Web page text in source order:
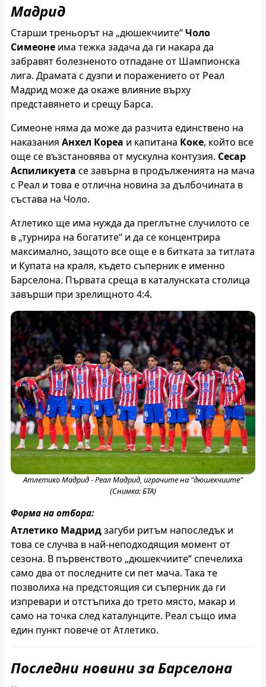
Мадрид
Старши треньорът на „дюшекчиите“Чоло
Симеоне има тежка задача да ги накара да
забравят болезненото отпадане от Шампионска
лига. Драмата с дузпи и поражението от Реал
Мадрид може да окаже влияние върху
представянето и срещу Барса.
Симеоне няма да може да разчита единствено на
наказания Анхел Кореа и капитана Коке, който все
още се възстановява от мускулна контузия. Сесар
Аспиликуета се завърна в продълженията на мача
с Реал и това е отлична новина за дълбочината в
състава на Чоло.
Атлетико ще има нужда да преглътне случилото се
в „турнира на богатите“ и да се концентрира
максимално, защото все още е в битката за титлата
и Купата на краля, където съперник е именно
Барселона. Първата среща в каталунската столица
завърши при зрелищното 4:4.
Атлетико Мадрид - Реал Мадрид, играчите на "дюшекчиите"
(Снимка: БТА)
Форма на отбора:
Атлетико Мадридзагуби ритъм напоследък и
това се случва в най-неподходящия момент от
сезона. В първенството „дюшекчиите“ спечелиха
само два от последните си пет мача. Така те
позволиха на предстоящия си съперник да ги
изпревари и отстъпиха до трето място, макар и
само на точка след каталунците. Реал също има
един пункт повече от Атлетико.
Последни новини за Барселона